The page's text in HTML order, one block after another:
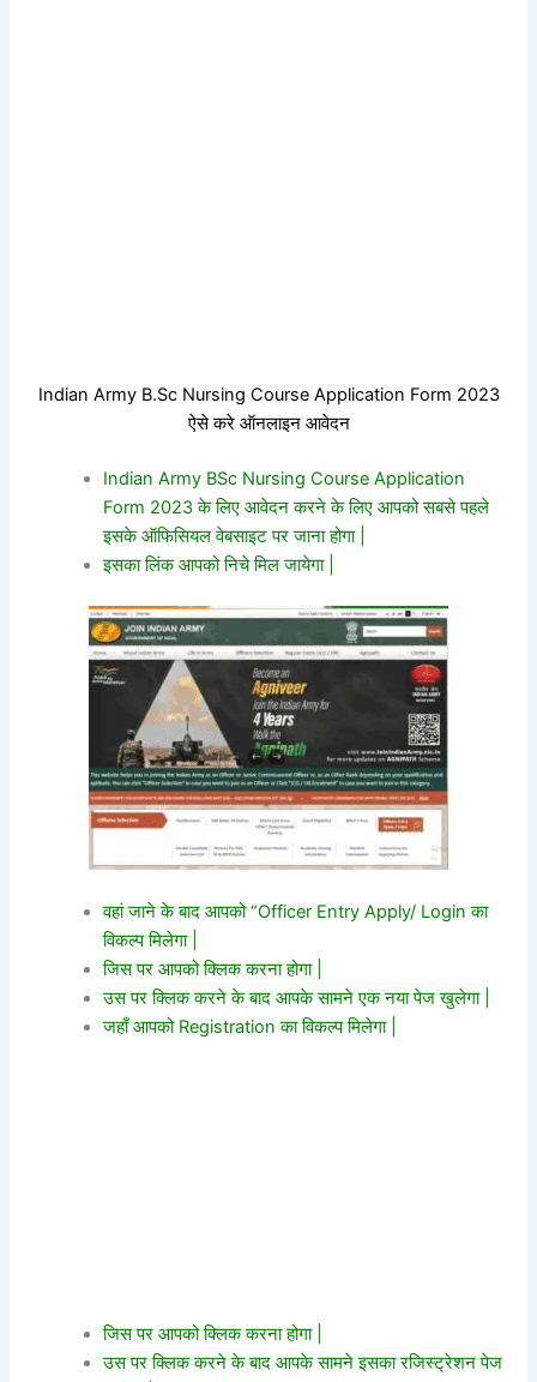
Indian Army B.Sc Nursing Course Application Form 2023
ऐसे करे ऑनलाइन आवेदन
Indian Army BSc Nursing Course Application
Form 2023 के लिए आवेदन करने के लिए आपको सबसे पहले
इसके ऑफिसियल वेबसाइट पर जाना होगा |
इसका लिंक आपको निचे मिल जायेगा |
वहां जाने के बाद आपको “Officer Entry Apply/ Login का
विकल्प मिलेगा |
जिस पर आपको क्लिक करना होगा |
उस पर क्लिक करने के बाद आपके सामने एक नया पेज खुलेगा |
जहाँ आपको Registration का विकल्प मिलेगा |
जिस पर आपको क्लिक करना होगा |
उस पर क्लिक करने के बाद आपके सामने इसका रजिस्ट्रेशन पेज